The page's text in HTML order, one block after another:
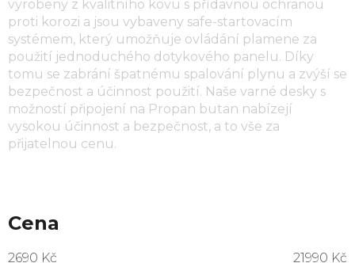
vyrobeny z kvalitního kovu s přídavnou ochranou
proti korozi a jsou vybaveny safe-startovacím
systémem, který umožňuje ovládání plamene za
použití jednoduchého dotykového panelu. Díky
tomu se zabrání špatnému spalování plynu a zvýší se
bezpečnost a účinnost použití. Naše varné desky s
možností připojení na Propan butan nabízejí
vysokou účinnost a bezpečnost, a to vše za
přijatelnou cenu.
Cena
2690 Kč 21990 Kč